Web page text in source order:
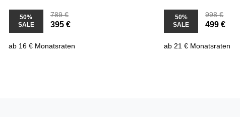
50%
SALE
789 €
395 €
ab 16 € Monatsraten
50%
SALE
998 €
499 €
ab 21 € Monatsraten